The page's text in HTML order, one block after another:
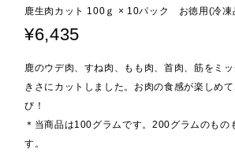
鹿生肉カット 100ｇ × 10パック お徳用(冷凍
¥6,435
鹿のウデ肉、すね肉、もも肉、首肉、筋をミ
きさにカットしました。お肉の食感が楽しめ
び！
＊当商品は100グラムです。200グラムのもの
す。